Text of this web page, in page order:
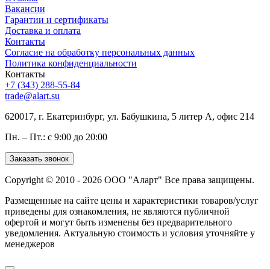
Вакансии
Гарантии и сертификаты
Доставка и оплата
Контакты
Согласие на обработку персональных данных
Политика конфиденциальности
Контакты
+7 (343) 288-55-84
trade@alart.su
620017, г. Екатеринбург, ул. Бабушкина, 5 литер А, офис 214
Пн. – Пт.: с 9:00 до 20:00
Заказать звонок
Copyright © 2010 - 2026 ООО "Аларт" Все права защищены.
Размещенные на сайте цены и характеристики товаров/услуг
приведены для ознакомления, не являются публичной
офертой и могут быть изменены без предварительного
уведомления. Актуальную стоимость и условия уточняйте у
менеджеров